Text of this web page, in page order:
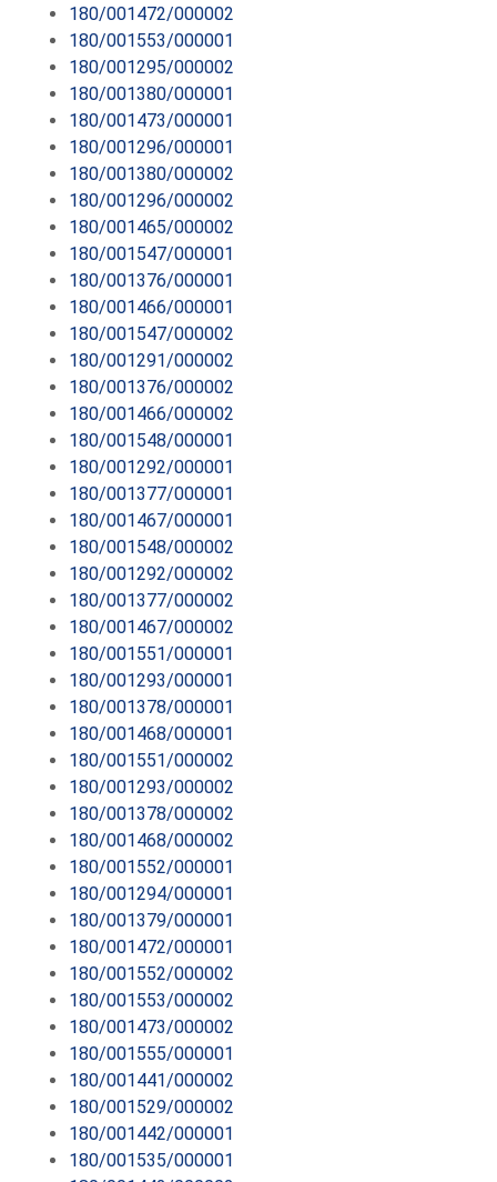
180/001472/000002
180/001553/000001
180/001295/000002
180/001380/000001
180/001473/000001
180/001296/000001
180/001380/000002
180/001296/000002
180/001465/000002
180/001547/000001
180/001376/000001
180/001466/000001
180/001547/000002
180/001291/000002
180/001376/000002
180/001466/000002
180/001548/000001
180/001292/000001
180/001377/000001
180/001467/000001
180/001548/000002
180/001292/000002
180/001377/000002
180/001467/000002
180/001551/000001
180/001293/000001
180/001378/000001
180/001468/000001
180/001551/000002
180/001293/000002
180/001378/000002
180/001468/000002
180/001552/000001
180/001294/000001
180/001379/000001
180/001472/000001
180/001552/000002
180/001553/000002
180/001473/000002
180/001555/000001
180/001441/000002
180/001529/000002
180/001442/000001
180/001535/000001